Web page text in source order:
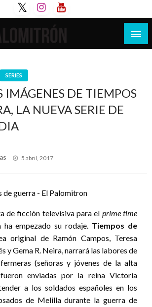
de cine española y
SERIES
IMÁGENES DE TIEMPOS
LA NUEVA SERIE DE
Publicado
5 abril, 2017
de ficción televisiva para el prime time
empezado su rodaje. Tiempos de
original de Ramón Campos, Teresa
y Gema R. Neira, narrará las labores de
(señoras y jóvenes de la alta
enviadas por la reina Victoria
a los soldados españoles en los
de Melilla durante la guerra de